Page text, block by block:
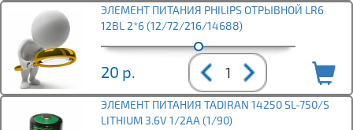
ЭЛЕМЕНТ ПИТАНИЯ PHILIPS ОТРЫВНОЙ LR6
12BL 2*6 (12/72/216/14688)
20 р.
ЭЛЕМЕНТ ПИТАНИЯ TADIRAN 14250 SL-750/S
LITHIUM 3.6V 1/2AA (1/90)